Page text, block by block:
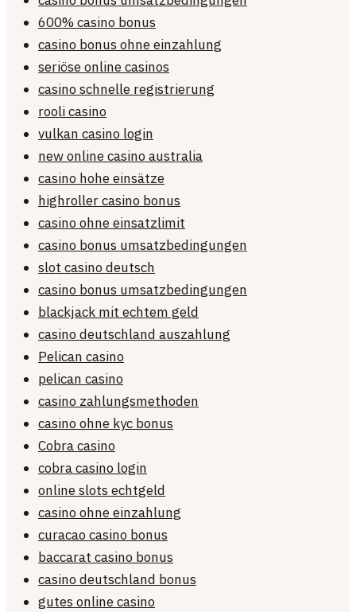
600% casino bonus
casino bonus ohne einzahlung
seriöse online casinos
casino schnelle registrierung
rooli casino
vulkan casino login
new online casino australia
casino hohe einsätze
highroller casino bonus
casino ohne einsatzlimit
casino bonus umsatzbedingungen
slot casino deutsch
casino bonus umsatzbedingungen
blackjack mit echtem geld
casino deutschland auszahlung
Pelican casino
pelican casino
casino zahlungsmethoden
casino ohne kyc bonus
Cobra casino
cobra casino login
online slots echtgeld
casino ohne einzahlung
curacao casino bonus
baccarat casino bonus
casino deutschland bonus
gutes online casino